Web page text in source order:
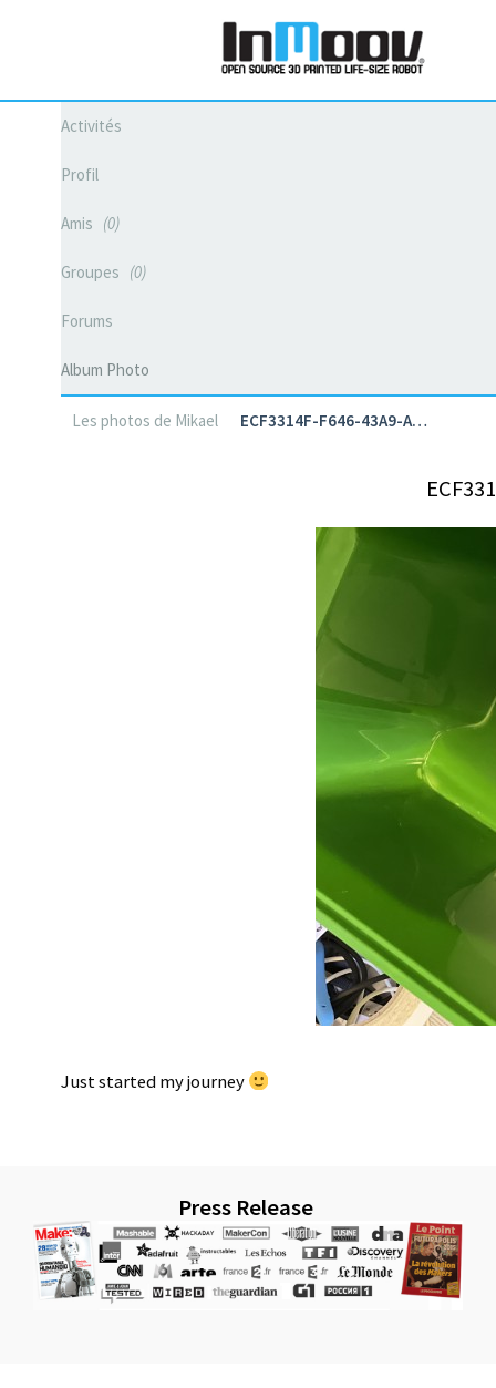
Activités
Profil
Amis 0
Groupes 0
Forums
Album Photo
Les photos de Mikael ECF3314F-F646-43A9-A…
Just started my journey
Press Release